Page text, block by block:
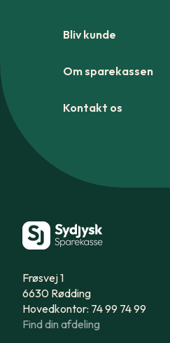
Bliv kunde
Om sparekassen
Kontakt os
Frøsvej 1
6630 Rødding
Hovedkontor: 74 99 74 99
Find din afdeling